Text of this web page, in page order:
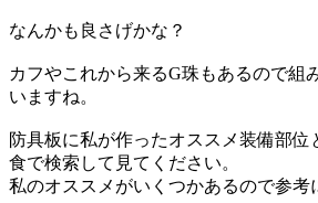
なんかも良さげかな？
カフやこれから来るG珠もあるので組
いますね。
防具板に私が作ったオススメ装備部
食で検索して見てください。
私のオススメがいくつかあるので参考